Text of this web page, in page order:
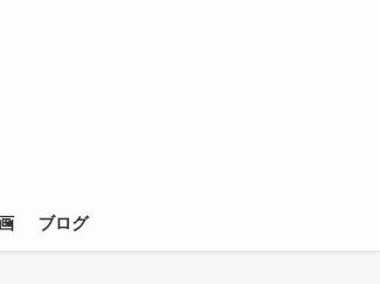
ブログ